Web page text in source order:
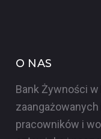
O NAS
Bank Żywności
pracowników i